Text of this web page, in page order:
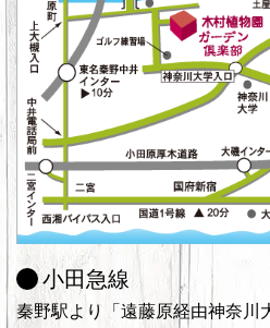
小田急線
秦野駅より「遠藤原経由神奈川